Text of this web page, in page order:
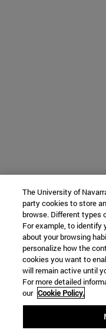
The University of
party cookies to store
browse. Different types
For example, to identify
about your browsing
personalize how the
cookies you want to
will remain active until
For more detailed
our Cookie Policy.